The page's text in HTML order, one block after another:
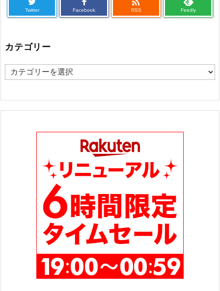
Twitter Facebook RSS Feedly
カテゴリー
カ
ゴ